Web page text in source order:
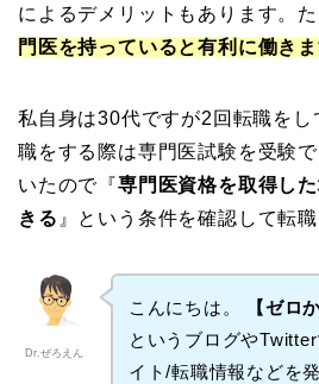
によるデメリットもあります。
門医を持っていると有利に働き
私自身は30代ですが2回転職を
職をする際は専門医試験を受験
いたので『専門医資格を取得し
きる 』という条件を確認して転職
Dr.ぜろえん
こんにちは。
【ゼロ
というブログや
イト/転職情報などを